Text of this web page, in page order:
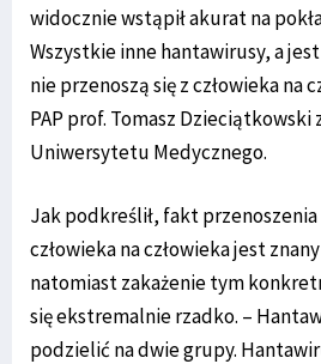
widocznie wstąpił akurat na
Wszystkie inne hantawirusy, a
nie przenoszą się z człowieka na
PAP prof. Tomasz Dzieciątkowski
Uniwersytetu Medycznego.
Jak podkreślił, fakt
człowieka na człowieka jest
natomiast zakażenie tym
się ekstremalnie rzadko. –
podzielić na dwie grupy.